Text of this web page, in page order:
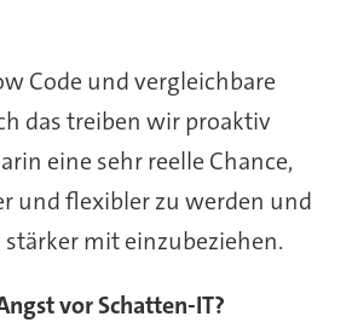
Code und vergleichbare
das treiben wir proaktiv
eine sehr reelle Chance,
und flexibler zu werden und
stärker mit einzubeziehen.
vor Schatten-IT?